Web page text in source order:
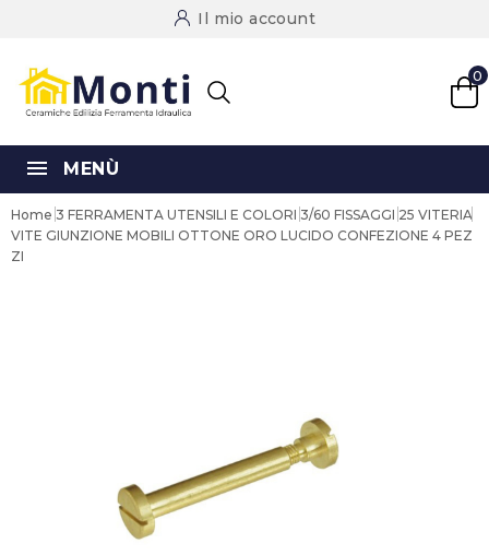
Il mio account
0
MENÙ
Home 3 FERRAMENTA UTENSILI E COLORI 3/60 FISSAGGI 25 VITERIA
VITE GIUNZIONE MOBILI OTTONE ORO LUCIDO CONFEZIONE 4 PEZ
ZI